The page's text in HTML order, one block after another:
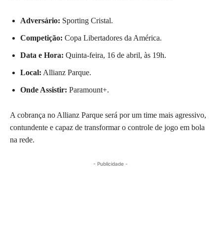
Adversário: Sporting Cristal.
Competição: Copa Libertadores da América.
Data e Hora: Quinta-feira, 16 de abril, às 19h.
Local: Allianz Parque.
Onde Assistir: Paramount+.
A cobrança no Allianz Parque será por um time mais agressivo,
contundente e capaz de transformar o controle de jogo em bola
na rede.
- Publicidade -